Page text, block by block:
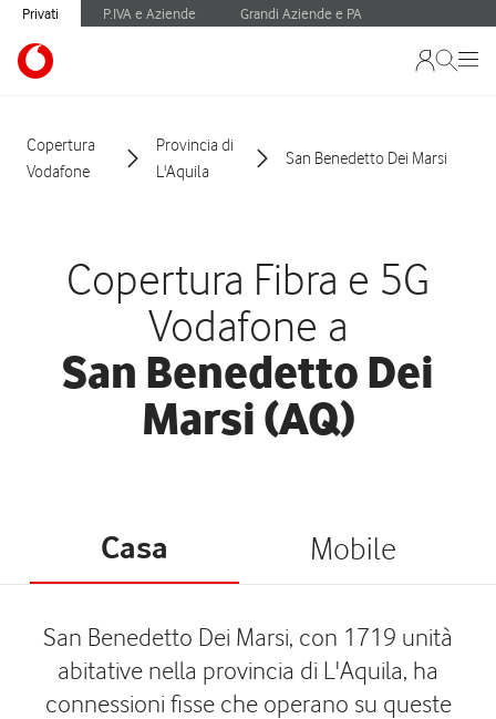
Privati P.IVA e Aziende Grandi Aziende e PA
Copertura
Vodafone
Provincia di
L'Aquila
San Benedetto Dei Marsi
Copertura Fibra e 5G
Vodafone a
San Benedetto Dei
Marsi (AQ)
Casa Mobile
San Benedetto Dei Marsi, con 1719 unità
abitative nella provincia di L'Aquila, ha
connessioni fisse che operano su queste